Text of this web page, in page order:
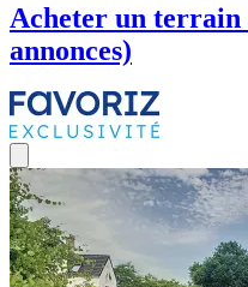
Acheter un
annonces)